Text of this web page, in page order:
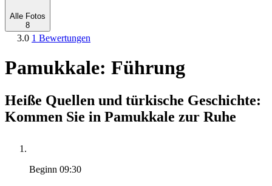
Alle Fotos
8
3.0 1 Bewertungen
Pamukkale: Führung
Heiße Quellen und türkische Geschichte:
Kommen Sie in Pamukkale zur Ruhe
Beginn 09:30